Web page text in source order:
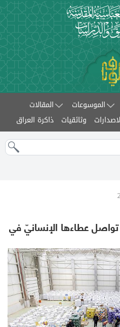
الموسوعات
المقالات
وثائقيات ذاكرة العراق
تواصل عطاءها الإنسانيّ في